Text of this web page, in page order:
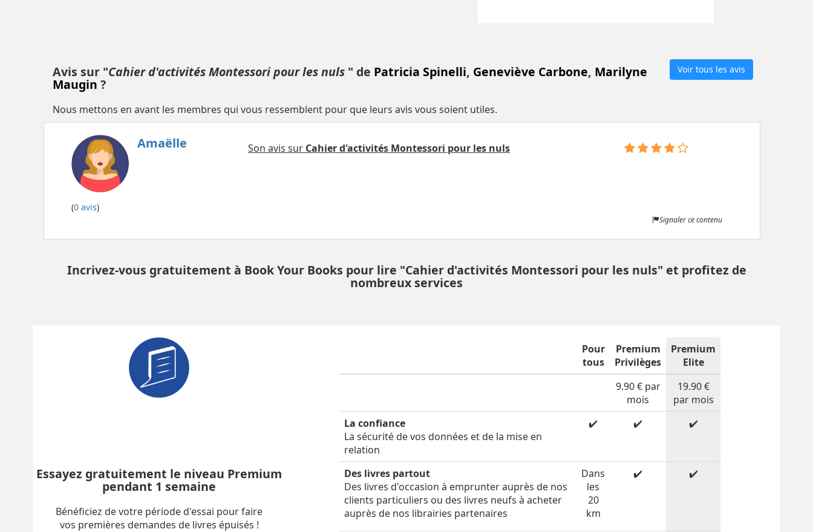
Voir tous les avis
Avis sur "Cahier d'activités Montessori pour les nuls " de Patricia Spinelli, Geneviève Carbone, Marilyne
Maugin ?
Nous mettons en avant les membres qui vous ressemblent pour que leurs avis vous soient utiles.
Amaëlle
(0 avis)
Son avis sur Cahier d'activités Montessori pour les nuls
Signaler ce contenu
Incrivez-vous gratuitement à Book Your Books pour lire "Cahier d'activités Montessori pour les nuls" et profitez de
nombreux services
Essayez gratuitement le niveau Premium
pendant 1 semaine
Bénéficiez de votre période d'essai pour faire
vos premières demandes de livres épuisés !
Pour
tous
Premium
Privilèges
Premium
Elite
9.90 € par
mois
19.90 €
par mois
La confiance
La sécurité de vos données et de la mise en
relation
✔️ ✔️ ✔️
Des livres partout
Des livres d'occasion à emprunter auprès de nos
clients particuliers ou des livres neufs à acheter
auprès de nos librairies partenaires
Dans
les
20
km
✔️ ✔️